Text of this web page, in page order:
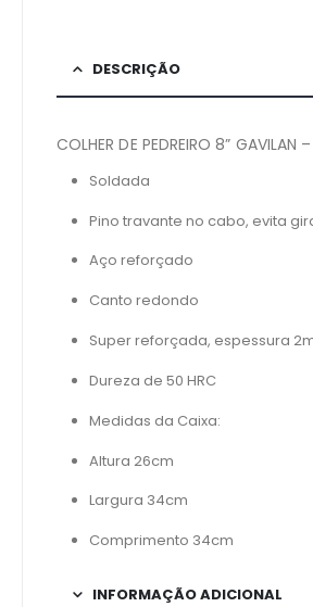
DESCRIÇÃO
COLHER DE PEDREIRO 8” GAVILAN
Soldada
Pino travante no cabo, evita
Aço reforçado
Canto redondo
Super reforçada, espessura
Dureza de 50 HRC
Medidas da Caixa:
Altura 26cm
Largura 34cm
Comprimento 34cm
INFORMAÇÃO ADICIONAL